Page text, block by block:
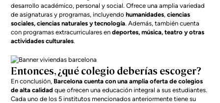
desarrollo académico, personal y social. Ofrece una amplia variedad
de asignaturas y programas, incluyendohumanidades,ciencias
sociales, ciencias naturales y tecnología. Además, también cuenta
con programas extracurriculares en deportes, música, teatro y otras
actividades culturales.
Entonces, ¿qué colegio deberías escoger?
En conclusión, Barcelona cuenta con una amplia oferta de colegios
de alta calidadque ofrecen una educación integral a sus estudiantes.
Cada uno de los 5 institutos mencionados anteriormente tiene su